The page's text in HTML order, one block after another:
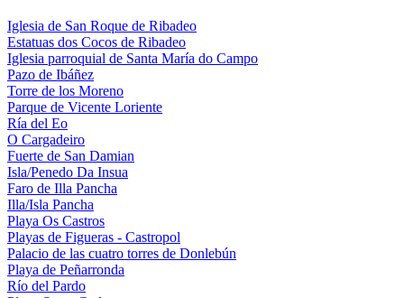
Iglesia de San Roque de Ribadeo
Estatuas dos Cocos de Ribadeo
Iglesia parroquial de Santa María do Campo
Pazo de Ibáñez
Torre de los Moreno
Parque de Vicente Loriente
Ría del Eo
O Cargadeiro
Fuerte de San Damian
Isla/Penedo Da Insua
Faro de Illa Pancha
Illa/Isla Pancha
Playa Os Castros
Playas de Figueras - Castropol
Palacio de las cuatro torres de Donlebún
Playa de Peñarronda
Río del Pardo